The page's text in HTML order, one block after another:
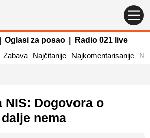
Oglasi za posao
Radio 021 live
Zabava Najčitanije Najkomentarisanije
NIS: Dogovora o
nema